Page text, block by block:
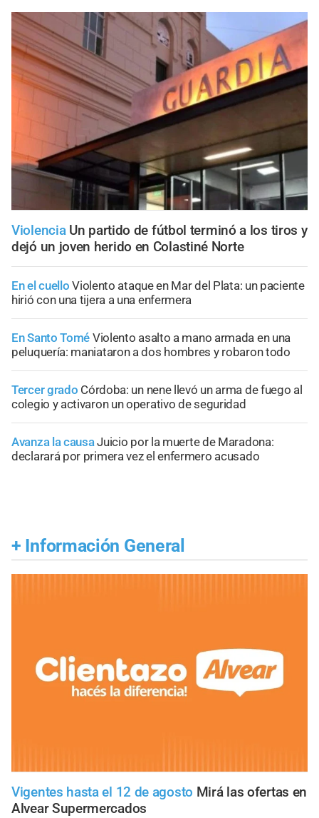
Violencia Un partido de fútbol terminó a los tiros y
dejó un joven herido en Colastiné Norte
En el cuello Violento ataque en Mar del Plata: un paciente
hirió con una tijera a una enfermera
En Santo Tomé Violento asalto a mano armada en una
peluquería: maniataron a dos hombres y robaron todo
Tercer grado Córdoba: un nene llevó un arma de fuego al
colegio y activaron un operativo de seguridad
Avanza la causaJuicio por la muerte de Maradona:
declarará por primera vez el enfermero acusado
+ Información General
Vigentes hasta el 12 de agosto Mirá las ofertas en
Alvear Supermercados